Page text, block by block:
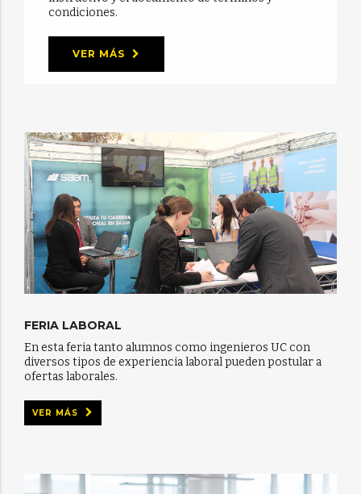
condiciones.
VER MÁS
FERIA LABORAL
En esta feria tanto alumnos como ingenieros UC con
diversos tipos de experiencia laboral pueden postular a
ofertas laborales.
VER MÁS